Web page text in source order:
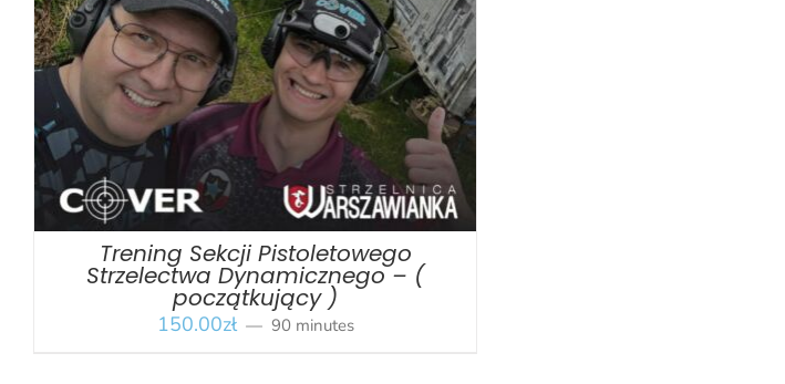
BOOK / SZCZEGÓŁY
Trening Sekcji Pistoletowego
Strzelectwa Dynamicznego – (
początkujący )
150.00zł 90 minutes